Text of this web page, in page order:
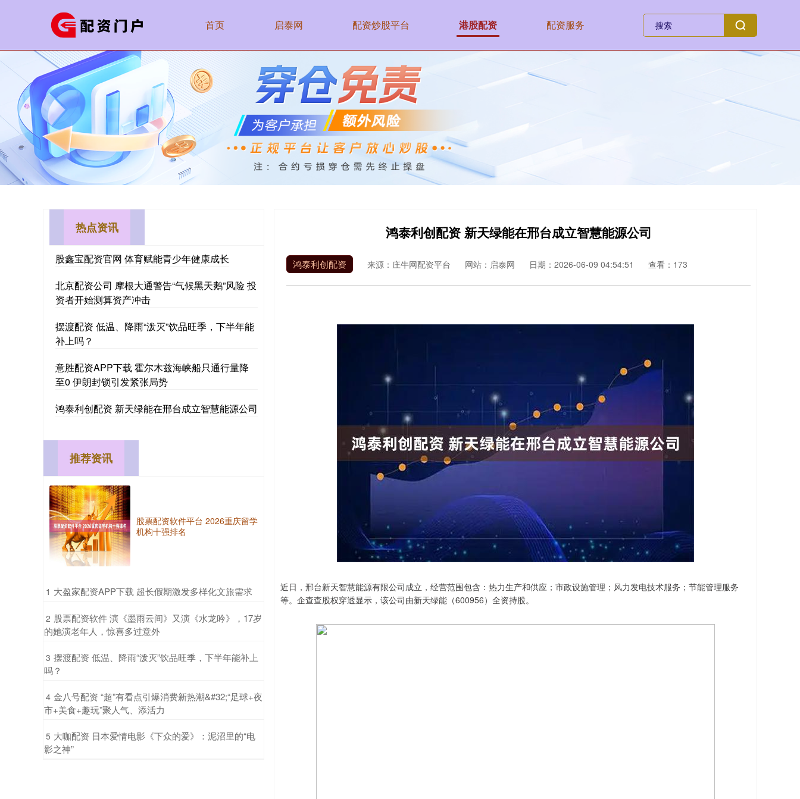
首页 启泰网 配资炒股平台 港股配资 配资服务
鸿泰利创配资 新天绿能在邢台成立智慧能源公司
鸿泰利创配资 来源：庄牛网配资平台 网站：启泰网 日期：2026-06-09 04:54:51 查看：173
近日，邢台新天智慧能源有限公司成立，经营范围包含：热力生产和供应；市政设施管理；风力发电技术服务；节能管理服务
等。企查查股权穿透显示，该公司由新天绿能（600956）全资持股。
热点资讯
股鑫宝配资官网 体育赋能青少年健康成长
北京配资公司 摩根大通警告“气候黑天鹅”风险 投
资者开始测算资产冲击
摆渡配资 低温、降雨“泼灭”饮品旺季，下半年能
补上吗？
意胜配资APP下载 霍尔木兹海峡船只通行量降
至0 伊朗封锁引发紧张局势
鸿泰利创配资 新天绿能在邢台成立智慧能源公司
推荐资讯
股票配资软件平台 2026重庆留学
机构十强排名
1 ​大盈家配资APP下载 超长假期激发多样化文旅需求
2 ​股票配资软件 演《墨雨云间》又演《水龙吟》，17岁
的她演老年人，惊喜多过意外
3 ​摆渡配资 低温、降雨“泼灭”饮品旺季，下半年能补上
吗？
4 ​金八号配资 “超”有看点引爆消费新热潮&#32;“足球+夜
市+美食+趣玩”聚人气、添活力
5 ​大咖配资 日本爱情电影《下众的爱》：泥沼里的“电
影之神”